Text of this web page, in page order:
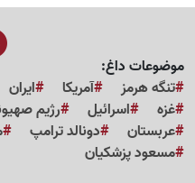
موضوعات داغ:
تنگه هرمز
آمریکا ایران
غزه
اسرائیل رژیم
عربستان
دونالد ترامپ
مسعود پزشکیان